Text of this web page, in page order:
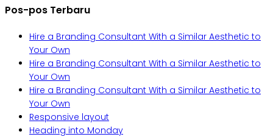
Pos-pos Terbaru
Hire a Branding Consultant With a Similar Aesthetic to
Your Own
Hire a Branding Consultant With a Similar Aesthetic to
Your Own
Hire a Branding Consultant With a Similar Aesthetic to
Your Own
Responsive layout
Heading into Monday